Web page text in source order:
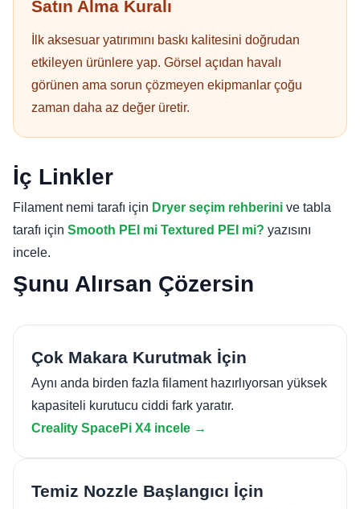
Satın Alma Kuralı
İlk aksesuar yatırımını baskı kalitesini doğrudan
etkileyen ürünlere yap. Görsel açıdan havalı
görünen ama sorun çözmeyen ekipmanlar çoğu
zaman daha az değer üretir.
İç Linkler
Filament nemi tarafı için Dryer seçim rehberini ve tabla
tarafı için Smooth PEI mi Textured PEI mi? yazısını
incele.
Şunu Alırsan Çözersin
Çok Makara Kurutmak İçin
Aynı anda birden fazla filament hazırlıyorsan yüksek
kapasiteli kurutucu ciddi fark yaratır.
Creality SpacePi X4 incele →
Temiz Nozzle Başlangıcı İçin